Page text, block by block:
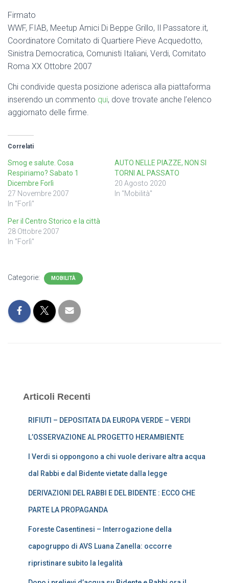
Firmato
WWF, FIAB, Meetup Amici Di Beppe Grillo, Il Passatore.it,
Coordinatore Comitato di Quartiere Pieve Acquedotto,
Sinistra Democratica, Comunisti Italiani, Verdi, Comitato
Roma XX Ottobre 2007
Chi condivide questa posizione aderisca alla piattaforma
inserendo un commento qui, dove trovate anche l’elenco
aggiornato delle firme.
Correlati
Smog e salute. Cosa
Respiriamo? Sabato 1
Dicembre Forlì
27 Novembre 2007
In "Forlì"
AUTO NELLE PIAZZE, NON SI
TORNI AL PASSATO
20 Agosto 2020
In "Mobilità"
Per il Centro Storico e la città
28 Ottobre 2007
In "Forlì"
Categorie: MOBILITÀ
Articoli Recenti
RIFIUTI – DEPOSITATA DA EUROPA VERDE – VERDI
L’OSSERVAZIONE AL PROGETTO HERAMBIENTE
I Verdi si oppongono a chi vuole derivare altra acqua
dal Rabbi e dal Bidente vietate dalla legge
DERIVAZIONI DEL RABBI E DEL BIDENTE : ECCO CHE
PARTE LA PROPAGANDA
Foreste Casentinesi – Interrogazione della
capogruppo di AVS Luana Zanella: occorre
ripristinare subito la legalità